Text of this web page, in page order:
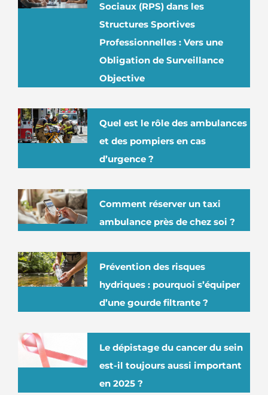
Sociaux (RPS) dans les
Structures Sportives
Professionnelles : Vers une
Obligation de Surveillance
Objective
Quel est le rôle des ambulances
et des pompiers en cas
d’urgence ?
Comment réserver un taxi
ambulance près de chez soi ?
Prévention des risques
hydriques : pourquoi s’équiper
d’une gourde filtrante ?
Le dépistage du cancer du sein
est-il toujours aussi important
en 2025 ?